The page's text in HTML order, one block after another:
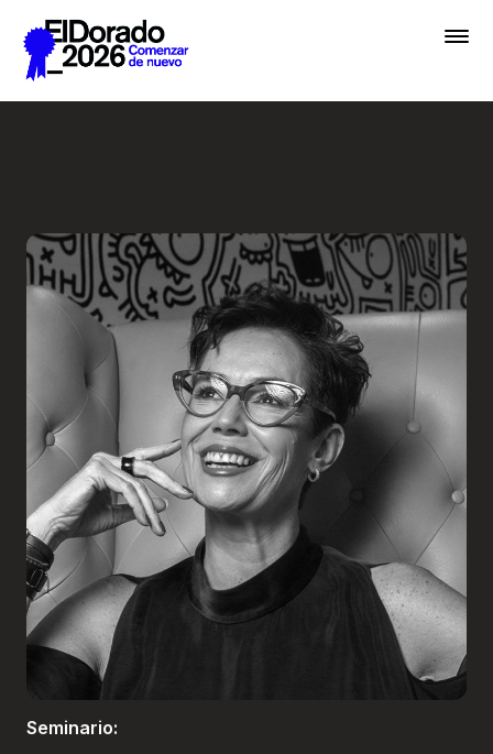
Saltar al contenido principal
Academias
Inscribir
Boletería
Seminario: